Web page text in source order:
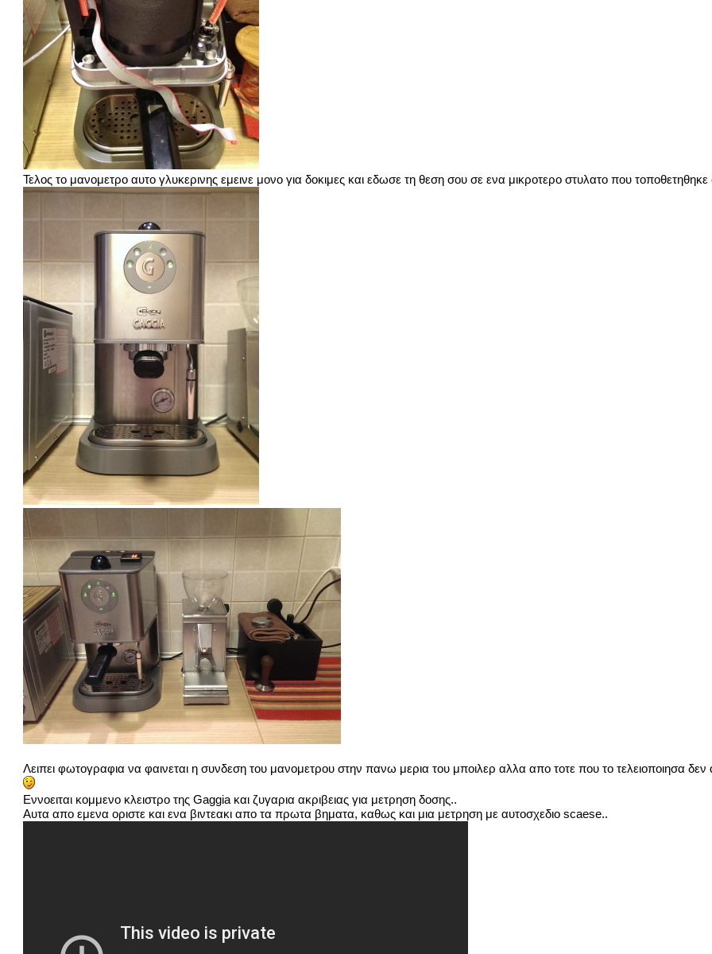
Τελος το μανομετρο αυτο γλυκερινης εμεινε μονο για δοκιμες και εδωσε τη θεση σου σε ενα μικροτερο στυλατο που
Λειπει φωτογραφια να φαινεται η συνδεση του μανομετρου στην πανω μερια του μποιλερ αλλα απο τοτε που το τελειοποιησα
Εννοειται κομμενο κλειστρο της Gaggia και ζυγαρια ακριβειας για μετρηση δοσης..
Αυτα απο εμενα οριστε και ενα βιντεακι απο τα πρωτα βηματα, καθως και μια μετρηση με αυτοσχεδιο scaese..